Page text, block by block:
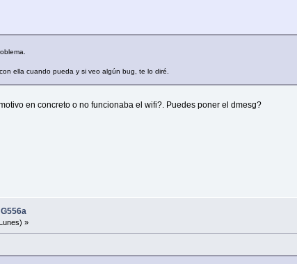
ella cuando pueda y si veo algún bug, te lo diré.
en concreto o no funcionaba el wifi?. Puedes poner el dmesg?
»